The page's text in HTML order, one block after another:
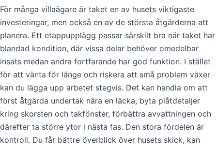
För många villaägare är taket en av husets viktigaste
investeringar, men också en av de största åtgärderna att
planera. Ett etappupplägg passar särskilt bra när taket har
blandad kondition, där vissa delar behöver omedelbar
insats medan andra fortfarande har god funktion. I stället
för att vänta för länge och riskera att små problem växer
kan du lägga upp arbetet stegvis. Det kan handla om att
först åtgärda undertak nära en läcka, byta plåtdetaljer
kring skorsten och takfönster, förbättra avvattningen och
därefter ta större ytor i nästa fas. Den stora fördelen är
kontroll. Du får bättre överblick över husets skick, kan